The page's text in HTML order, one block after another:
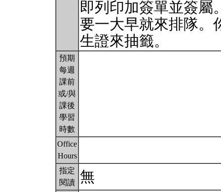
即列印加簽單並簽屬
要一大早就來排隊。
生證來抽籤。
預期
每週
課前
或/與
課後
學習
時數
Office
Hours
指定
閱讀
無